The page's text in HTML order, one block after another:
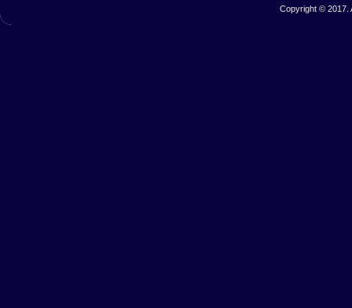
Copyright © 2017.